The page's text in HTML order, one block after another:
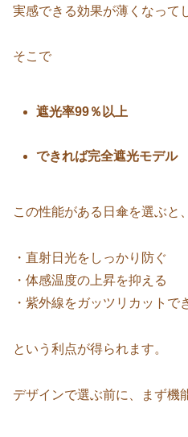
実感できる効果が薄くなって
そこで
遮光率99％以上
できれば完全遮光モデル
この性能がある日傘を選ぶと、
・直射日光をしっかり防ぐ
・体感温度の上昇を抑える
・紫外線をガッツリカットで
という利点が得られます。
デザインで選ぶ前に、まず機